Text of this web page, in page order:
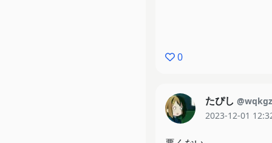
0
たぴし @wqkgz
2023-12-01